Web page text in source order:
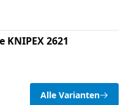
2621
Alle Varianten